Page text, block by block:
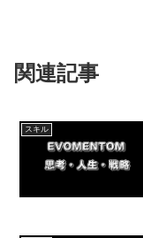
関連記事
スキル